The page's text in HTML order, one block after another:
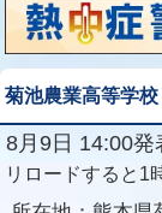
菊池農業高等学校
8月9日 14:00発
リロードすると1